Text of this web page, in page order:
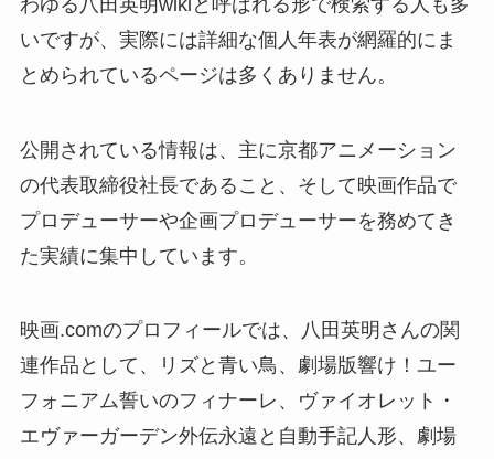
いですが、実際には詳細な個人年表が網羅的にま
とめられているページは多くありません。
公開されている情報は、主に京都アニメーション
の代表取締役社長であること、そして映画作品で
プロデューサーや企画プロデューサーを務めてき
た実績に集中しています。
映画.comのプロフィールでは、八田英明さんの関
連作品として、リズと青い鳥、劇場版響け！ユー
フォニアム誓いのフィナーレ、ヴァイオレット・
エヴァーガーデン外伝永遠と自動手記人形、劇場